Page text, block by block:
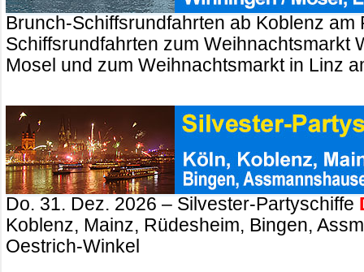
Brunch-Schiffsrundfahrten ab Koblenz am
Schiffsrundfahrten zum Weihnachtsmarkt
Mosel und zum Weihnachtsmarkt in Linz
Do. 31. Dez. 2026 – Silvester-Partyschiffe
Koblenz, Mainz, Rüdesheim, Bingen,
Oestrich-Winkel